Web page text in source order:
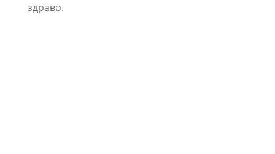
здраво.